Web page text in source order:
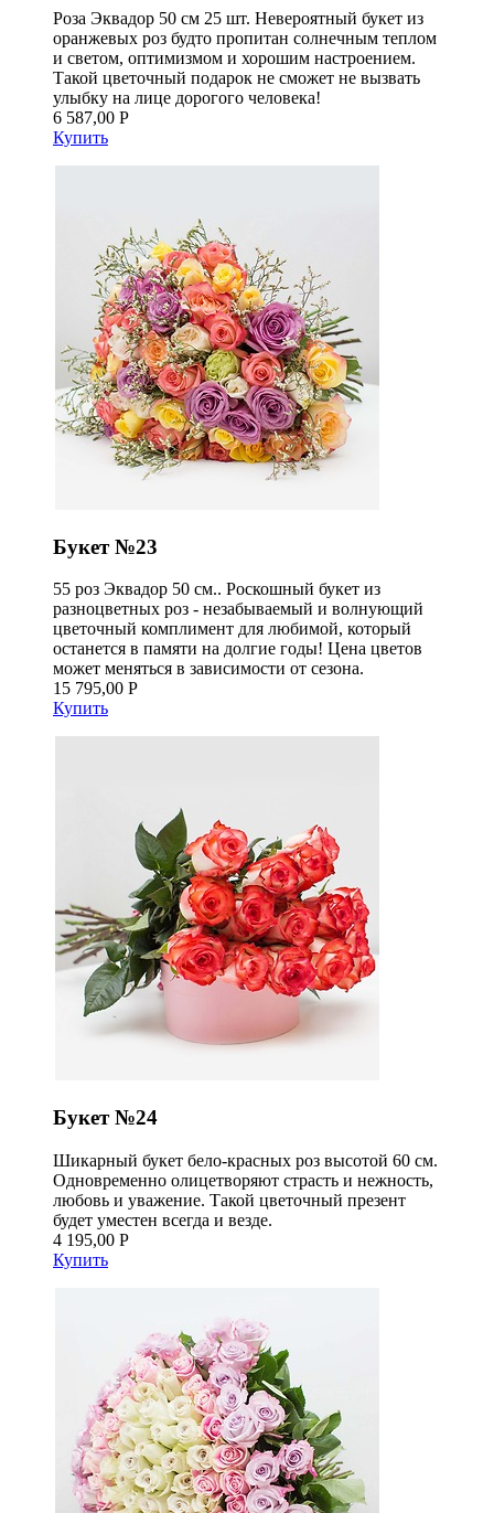
Роза Эквадор 50 см 25 шт. Невероятный букет из
оранжевых роз будто пропитан солнечным теплом
и светом, оптимизмом и хорошим настроением.
Такой цветочный подарок не сможет не вызвать
улыбку на лице дорогого человека!
6 587,00 Р
Купить
Букет №23
55 роз Эквадор 50 см.. Роскошный букет из
разноцветных роз - незабываемый и волнующий
цветочный комплимент для любимой, который
останется в памяти на долгие годы! Цена цветов
может меняться в зависимости от сезона.
15 795,00 Р
Купить
Букет №24
Шикарный букет бело-красных роз высотой 60 см.
Одновременно олицетворяют страсть и нежность,
любовь и уважение. Такой цветочный презент
будет уместен всегда и везде.
4 195,00 Р
Купить